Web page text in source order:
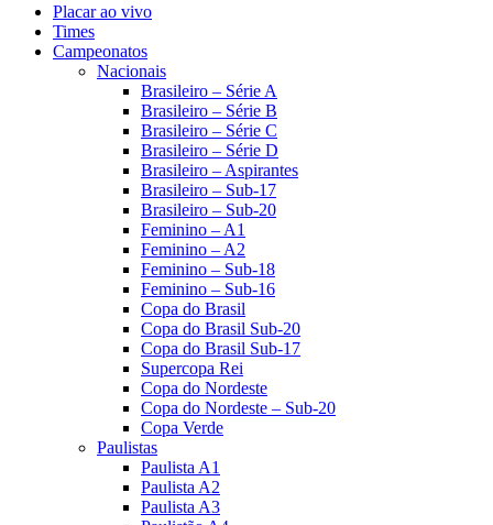
Placar ao vivo
Times
Campeonatos
Nacionais
Brasileiro – Série A
Brasileiro – Série B
Brasileiro – Série C
Brasileiro – Série D
Brasileiro – Aspirantes
Brasileiro – Sub-17
Brasileiro – Sub-20
Feminino – A1
Feminino – A2
Feminino – Sub-18
Feminino – Sub-16
Copa do Brasil
Copa do Brasil Sub-20
Copa do Brasil Sub-17
Supercopa Rei
Copa do Nordeste
Copa do Nordeste – Sub-20
Copa Verde
Paulistas
Paulista A1
Paulista A2
Paulista A3